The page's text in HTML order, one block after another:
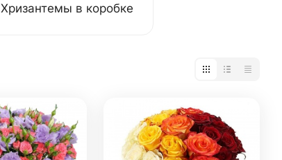
Хризантемы в коробке